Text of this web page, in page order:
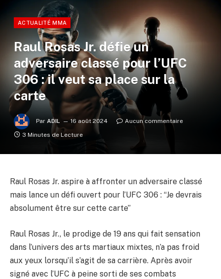
ACTUALITÉ MMA
Raul Rosas Jr. défie un
adversaire classé pour l’UFC
306 : il veut sa place sur la
carte
Par ADIL 16 août 2024
Aucun commentaire
3 Minutes de Lecture
Raul Rosas Jr. aspire à affronter un adversaire classé
mais lance un défi ouvert pour l’UFC 306 : “Je devrais
absolument être sur cette carte”
Raul Rosas Jr., le prodige de 19 ans qui fait sensation
dans l’univers des arts martiaux mixtes, n’a pas froid
aux yeux lorsqu’il s’agit de sa carrière. Après avoir
signé avec l’UFC à peine sorti de ses combats